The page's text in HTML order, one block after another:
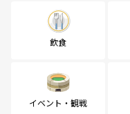
飲食
イベント・観戦